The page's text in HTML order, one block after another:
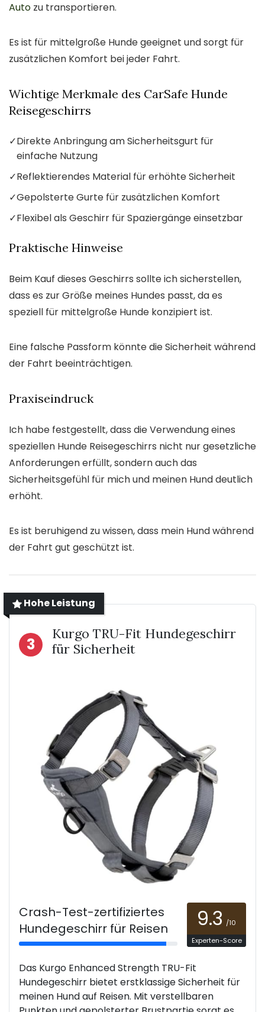
Auto zu transportieren.
Es ist für mittelgroße Hunde geeignet und sorgt für
zusätzlichen Komfort bei jeder Fahrt.
Wichtige Merkmale des CarSafe Hunde
Reisegeschirrs
✓Direkte Anbringung am Sicherheitsgurt für
einfache Nutzung
✓Reflektierendes Material für erhöhte Sicherheit
✓Gepolsterte Gurte für zusätzlichen Komfort
✓Flexibel als Geschirr für Spaziergänge einsetzbar
Praktische Hinweise
Beim Kauf dieses Geschirrs sollte ich sicherstellen,
dass es zur Größe meines Hundes passt, da es
speziell für mittelgroße Hunde konzipiert ist.
Eine falsche Passform könnte die Sicherheit während
der Fahrt beeinträchtigen.
Praxiseindruck
Ich habe festgestellt, dass die Verwendung eines
speziellen Hunde Reisegeschirrs nicht nur gesetzliche
Anforderungen erfüllt, sondern auch das
Sicherheitsgefühl für mich und meinen Hund deutlich
erhöht.
Es ist beruhigend zu wissen, dass mein Hund während
der Fahrt gut geschützt ist.
Hohe Leistung
3
Kurgo TRU-Fit Hundegeschirr
für Sicherheit
Crash-Test-zertifiziertes
Hundegeschirr für Reisen
9.3 /10
Experten-Score
Das Kurgo Enhanced Strength TRU-Fit
Hundegeschirr bietet erstklassige Sicherheit für
meinen Hund auf Reisen. Mit verstellbaren